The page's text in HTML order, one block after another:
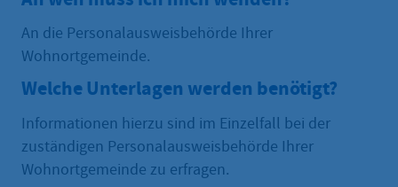
An die Personalausweisbehörde Ihrer
Wohnortgemeinde.
Welche Unterlagen werden benötigt?
Informationen hierzu sind im Einzelfall bei der
zuständigen Personalausweisbehörde Ihrer
Wohnortgemeinde zu erfragen.